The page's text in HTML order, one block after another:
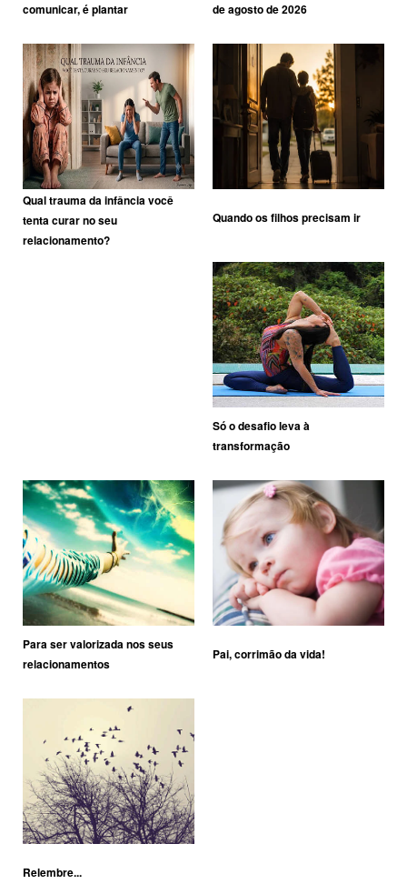
comunicar, é plantar
de agosto de 2026
Qual trauma da infância você
tenta curar no seu
relacionamento?
Quando os filhos precisam ir
Só o desafio leva à
transformação
Para ser valorizada nos seus
relacionamentos
Pai, corrimão da vida!
Relembre...